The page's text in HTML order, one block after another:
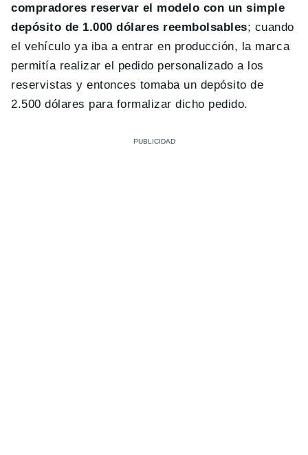
compradores reservar el modelo con un simple
depósito de 1.000 dólares reembolsables; cuando
el vehículo ya iba a entrar en producción, la marca
permitía realizar el pedido personalizado a los
reservistas y entonces tomaba un depósito de
2.500 dólares para formalizar dicho pedido.